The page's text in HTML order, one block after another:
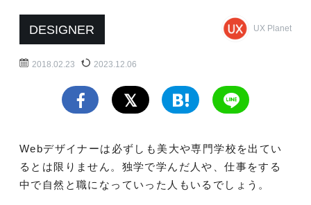
DESIGNER UX Planet
2018.02.23 2023.12.06
Webデザイナーは必ずしも美大や専門学校を出てい
るとは限りません。独学で学んだ人や、仕事をする
中で自然と職になっていった人もいるでしょう。